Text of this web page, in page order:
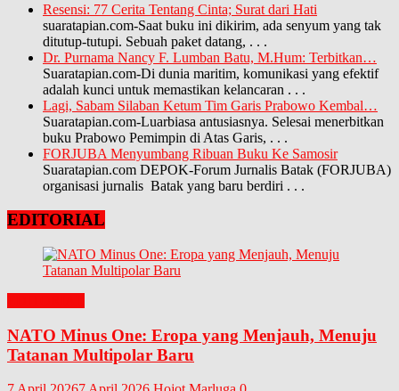
Resensi: 77 Cerita Tentang Cinta; Surat dari Hati
suaratapian.com-Saat buku ini dikirim, ada senyum yang tak
ditutup-tutupi. Sebuah paket datang, . . .
Dr. Purnama Nancy F. Lumban Batu, M.Hum: Terbitkan…
Suaratapian.com-Di dunia maritim, komunikasi yang efektif
adalah kunci untuk memastikan kelancaran . . .
Lagi, Sabam Silaban Ketum Tim Garis Prabowo Kembal…
Suaratapian.com-Luarbiasa antusiasnya. Selesai menerbitkan
buku Prabowo Pemimpin di Atas Garis, . . .
FORJUBA Menyumbang Ribuan Buku Ke Samosir
Suaratapian.com DEPOK-Forum Jurnalis Batak (FORJUBA)
organisasi jurnalis Batak yang baru berdiri . . .
EDITORIAL
NATO Minus One: Eropa yang Menjauh, Menuju
Tatanan Multipolar Baru